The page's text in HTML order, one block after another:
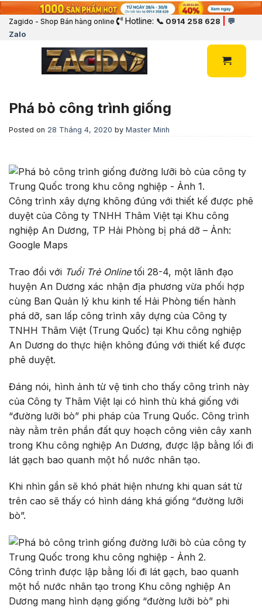
Zagido - Shop Bán hàng online Hotline: 📞 0914 258 628
💬
Zalo
Phá bỏ công trình giống
Posted on 28 Tháng 4, 2020 by Master Minh
Công trình xây dựng không đúng với thiết kế được phê
duyệt của Công ty TNHH Thâm Việt tại Khu công
nghiệp An Dương, TP Hải Phòng bị phá dỡ – Ảnh:
Google Maps
Trao đổi với Tuổi Trẻ Onlinetối 28-4, một lãnh đạo
huyện An Dương xác nhận địa phương vừa phối hợp
cùng Ban Quản lý khu kinh tế Hải Phòng tiến hành
phá dỡ, san lấp công trình xây dựng của Công ty
TNHH Thâm Việt (Trung Quốc) tại Khu công nghiệp
An Dương do thực hiện không đúng với thiết kế được
phê duyệt.
Đáng nói, hình ảnh từ vệ tinh cho thấy công trình này
của Công ty Thâm Việt lại có hình thù khá giống với
“đường lưỡi bò” phi pháp của Trung Quốc. Công trình
này nằm trên phần đất quy hoạch công viên cây xanh
trong Khu công nghiệp An Dương, được lập bằng lối đi
lát gạch bao quanh một hồ nước nhân tạo.
Khi nhìn gần sẽ khó phát hiện nhưng khi quan sát từ
trên cao sẽ thấy có hình dáng khá giống “đường lưỡi
bò”.
Công trình được lập bằng lối đi lát gạch, bao quanh
một hồ nước nhân tạo trong Khu công nghiệp An
Dương mang hình dạng giống “đường lưỡi bò” phi